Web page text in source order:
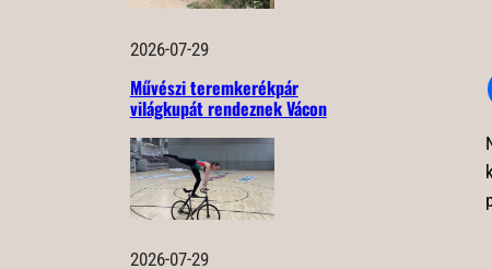
2026-07-29
Művészi teremkerékpár
világkupát rendeznek Vácon
2026-07-29